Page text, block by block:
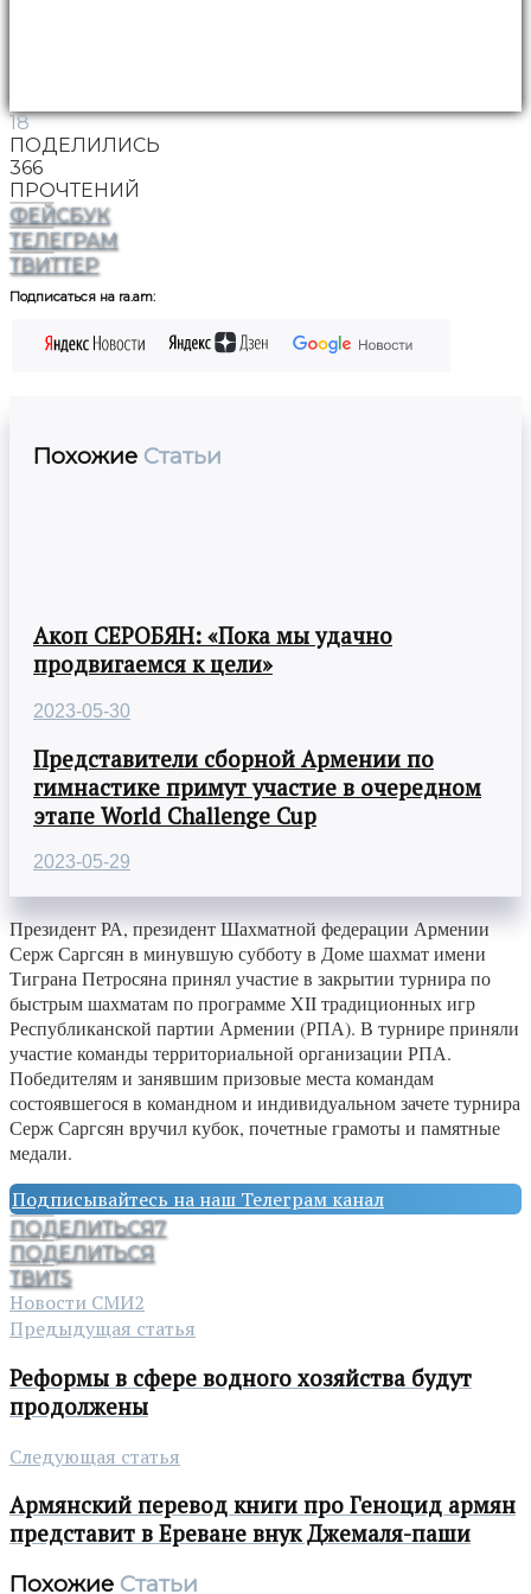
18
ПОДЕЛИЛИСЬ
366
ПРОЧТЕНИЙ
ФЕЙСБУК
ТЕЛЕГРАМ
ТВИТТЕР
Подписаться на ra.am:
Похожие Статьи
Акоп СЕРОБЯН: «Пока мы удачно
продвигаемся к цели»
2023-05-30
Представители сборной Армении по
гимнастике примут участие в очередном
этапе World Challenge Cup
2023-05-29
Президент РА, президент Шахматной федерации Армении
Серж Саргсян в минувшую субботу в Доме шахмат имени
Тиграна Петросяна принял участие в закрытии турнира по
быстрым шахматам по программе XII традиционных игр
Республиканской партии Армении (РПА). В турнире приняли
участие команды территориальной организации РПА.
Победителям и занявшим призовые места командам
состоявшегося в командном и индивидуальном зачете турнира
Серж Саргсян вручил кубок, почетные грамоты и памятные
медали.
Подписывайтесь на наш Телеграм канал
ПОДЕЛИТЬСЯ7
ПОДЕЛИТЬСЯ
ТВИТ5
Новости СМИ2
Предыдущая статья
Реформы в сфере водного хозяйства будут
продолжены
Следующая статья
Армянский перевод книги про Геноцид армян
представит в Ереване внук Джемаля-паши
Похожие Статьи